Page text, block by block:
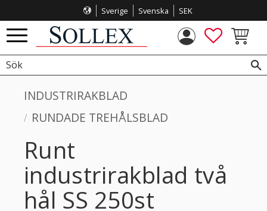
Meny
Sverige Svenska SEK
FAVORITER
INDUSTRIRAKBLAD
RUNDADE TREHÅLSBLAD
Runt
industrirakblad två
hål SS 250st